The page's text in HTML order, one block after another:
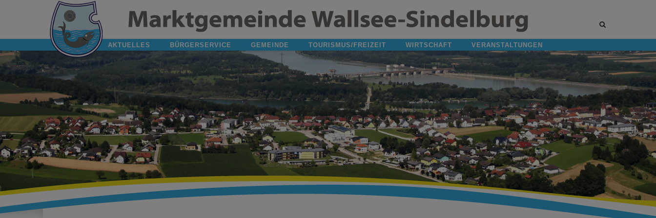
Site
AKTUELLES BÜRGERSERVICE GEMEINDE TOURISMUS/FREIZEIT WIRTSCHAFT VERANSTALTUNGEN